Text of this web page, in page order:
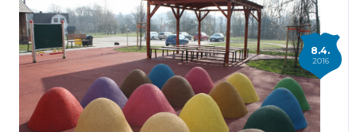
8.4.
2016